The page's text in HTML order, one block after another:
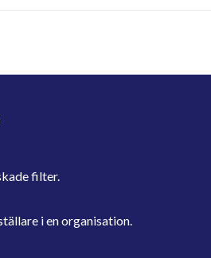
filter.
i en organisation.